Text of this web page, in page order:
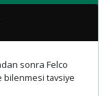
sonra Felco
bilenmesi tavsiye